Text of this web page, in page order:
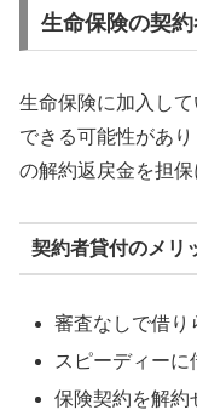
生命保険の契
生命保険に加入し
できる可能性があ
の解約返戻金を担保
契約者貸付のメリ
審査なしで借り
スピーディーに
保険契約を解約